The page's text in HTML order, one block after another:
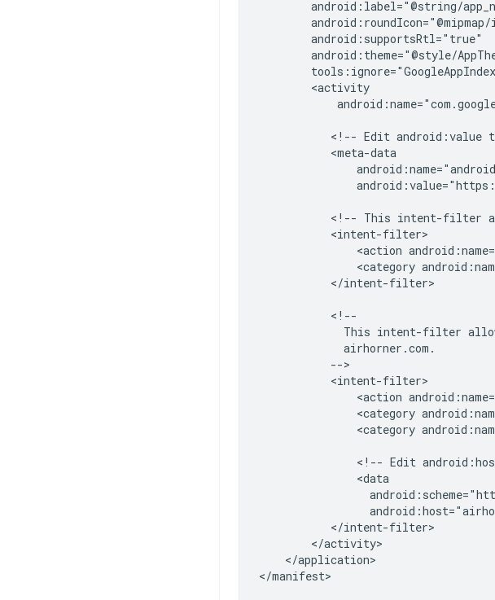
<!-- Edit android:value
<!-- This intent-filter
<action
<category
</intent-filter>
This intent-filter
<action
<category
<category
<!-- Edit
</application>